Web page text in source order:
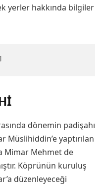
yerler hakkında bilgiler
dönemin padişahı
yaptırılan
Mimar Mehmet de
Köprünün kuruluş
düzenleyeceği